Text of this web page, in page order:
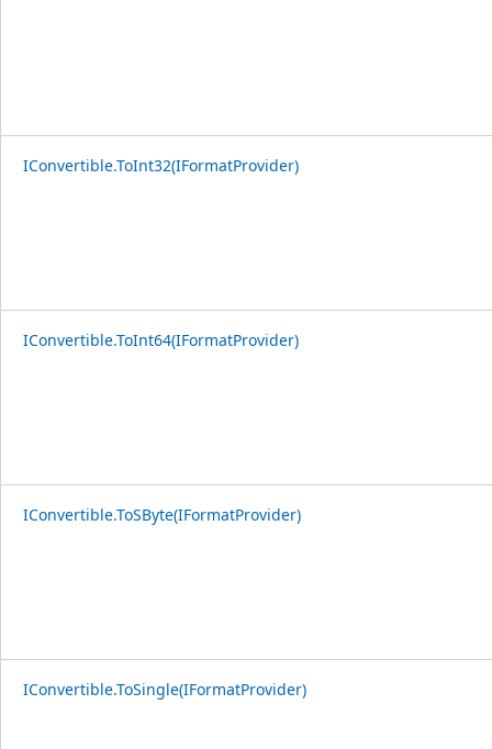
IConvertible.ToInt32(IFormatProvider)
IConvertible.ToInt64(IFormatProvider)
IConvertible.ToSByte(IFormatProvider)
IConvertible.ToSingle(IFormatProvider)